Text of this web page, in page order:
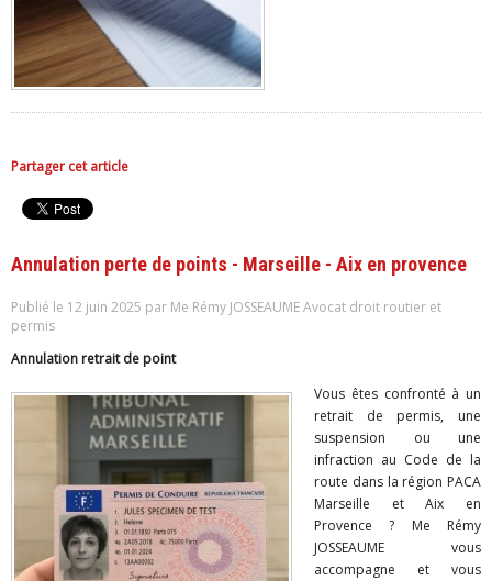
Partager cet article
Annulation perte de points - Marseille - Aix en provence
Publié le 12 juin 2025 par Me Rémy JOSSEAUME Avocat droit routier et
permis
Annulation retrait de point
Vous êtes confronté à un
retrait de permis, une
suspension ou une
infraction au Code de la
route dans la région PACA
Marseille et Aix en
Provence ? Me Rémy
JOSSEAUME vous
accompagne et vous